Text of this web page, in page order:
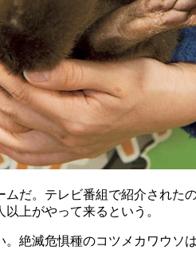
ムだ。テレビ番組で紹介された
以上がやって来るという。
。絶滅危惧種のコツメカワウソ